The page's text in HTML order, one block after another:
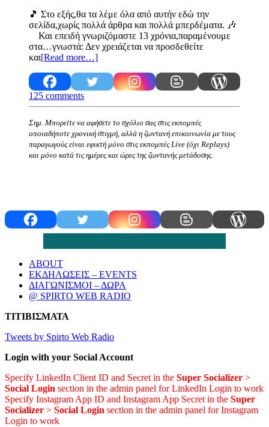
🎵 Στο εξής,θα τα λέμε όλα από αυτήν εδώ την
σελίδα,χωρίς πολλά άρθρα και πολλά μπερδέματα. 🎶
Και επειδή γνωριζόμαστε 13 χρόνια,παραμένουμε
στα…γνωστά: Δεν χρειάζεται να προσδεθείτε
και[Read more…]
125 comments
Σημ. Μπορείτε να αφήσετε το σχόλιο σας στις εκπομπές
οποιαδήποτε χρονική στιγμή, αλλά η ζωντανή επικοινωνία με τους
παραγωγούς είναι εφικτή μόνο στις εκπομπές Live (όχι Replays)
και μόνο κατά τις ημέρες και ώρες της ζωντανής μετάδοσης.
ABOUT
ΕΚΔΗΛΩΣΕΙΣ – EVENTS
ΔΙΑΓΩΝΙΣΜΟΙ – ΔΩΡΑ
@ SPIRTO WEB RADIO
ΤΙΤΙΒΙΣΜΑΤΑ
Tweets by Spirto Web Radio
Login with your Social Account
Specify LinkedIn Client ID and Secret in the Super Socializer >
Social Login section in the admin panel for LinkedIn Login to work
Specify Instagram App ID and Instagram App Secret in the Super
Socializer > Social Login section in the admin panel for Instagram
Login to work